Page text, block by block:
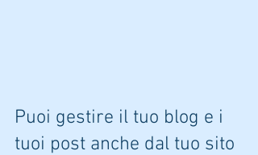
Puoi gestire il tuo blog e i
tuoi post anche dal tuo sito